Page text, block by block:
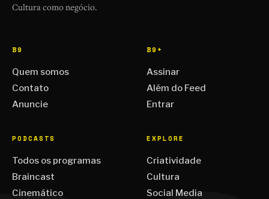
Cultura como negócio.
B9
Quem somos
Contato
Anuncie
B9+
Assinar
Além do Feed
Entrar
PODCASTS
Todos os programas
Braincast
Cinemático
EXPLORE
Criatividade
Cultura
Social Media